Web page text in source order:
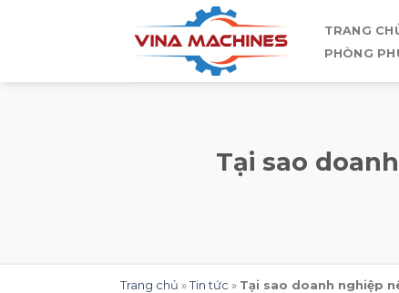
TRANG
PHÒNG
Tại sao
Trang chủ »Tin tức » Tại sao doanh nghiệp